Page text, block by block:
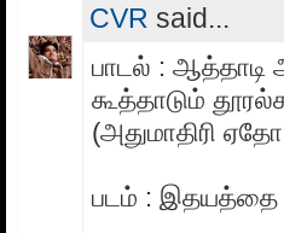
CVR said...
பாடல் :
கூத்தாடும்
(அதுமாதிரி
படம் : இதயத்தை